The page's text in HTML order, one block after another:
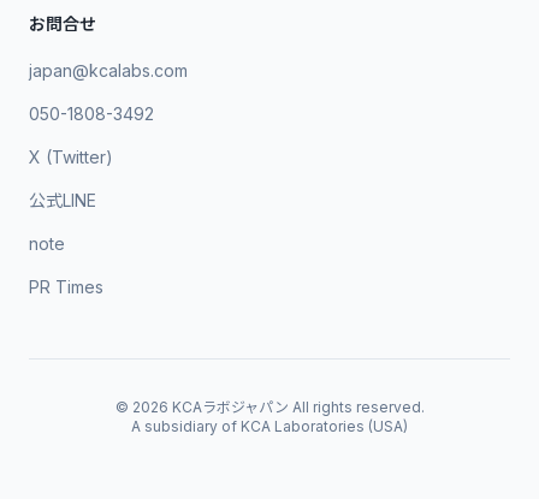
お問合せ
japan@kcalabs.com
050-1808-3492
X (Twitter)
公式LINE
note
PR Times
© 2026 KCAラボジャパン All rights reserved.
A subsidiary of KCA Laboratories (USA)